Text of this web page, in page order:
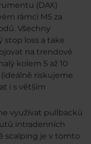
(DAX)
rámci M5 za
Všechny
stop loss a take
na trendové
kolem 5 až 10
riskujeme
i s větším
využívat pullbacků
intradenních
scalping je v tomto